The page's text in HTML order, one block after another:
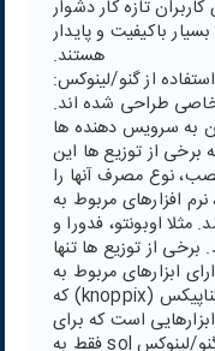
تازه کار دشوار
باکیفیت و پایدار
هستند.
از گنو/لینوکس:
طراحی شده اند.
به سرویس دهنده ها
برخی از توزیع ها این
نوع مصرف آنها را
افزارهای مربوط به
اوبونتو، فدورا و
برخی از توزیع ها تنها
ابزارهای مربوط به
آن نیاز می باشند. مثلا گنو/لینوکس کناپیکس (knoppix) که
است که برای